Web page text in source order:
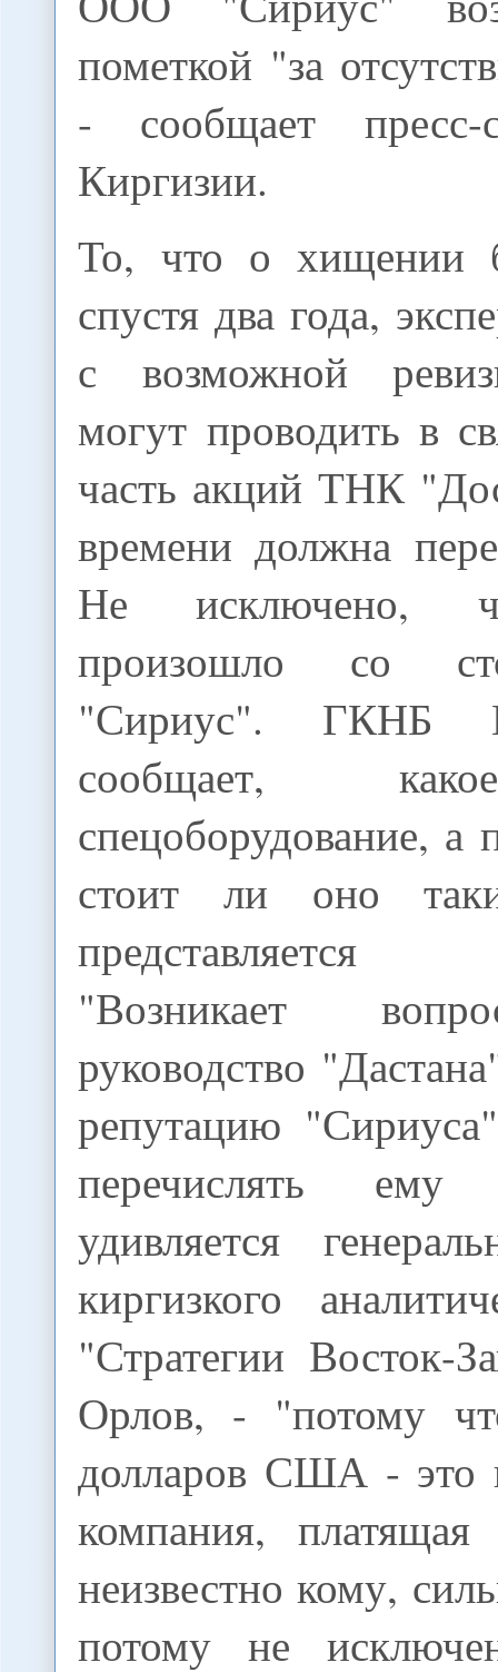
пометкой "за
- сообщает
Киргизии.
То, что о хищении
спустя два года,
с возможной
могут проводить в
часть акций ТНК
времени должна
Не исключено,
произошло со
"Сириус". ГКНБ
сообщает,
спецоборудование, а
стоит ли оно
"Возникает
руководство
репутацию
перечислять
удивляется
киргизкого
"Стратегии Восток-
Орлов, - "потому
долларов США - это
компания, платящая
неизвестно кому,
потому не